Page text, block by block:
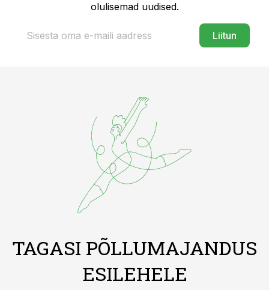
olulisemad uudised.
Liitun
TAGASI PÕLLUMAJANDUS
ESILEHELE